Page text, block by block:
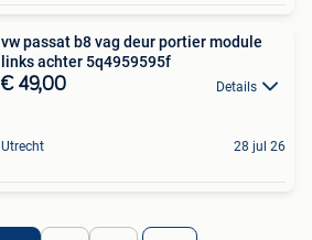
vw passat b8 vag deur portier module
links achter 5q4959595f
€ 49,00 Details
Utrecht 28 jul 26